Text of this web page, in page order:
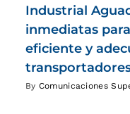
Industrial
inmediatas
eficiente y
By Comunicaciones